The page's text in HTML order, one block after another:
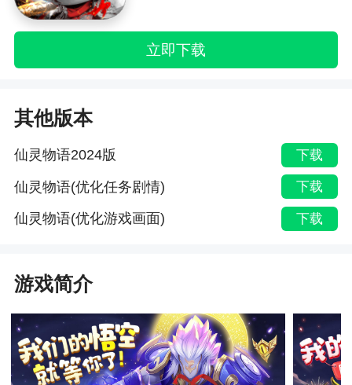
立即下载
其他版本
仙灵物语2024版 下载
仙灵物语(优化任务剧情) 下载
仙灵物语(优化游戏画面) 下载
游戏简介